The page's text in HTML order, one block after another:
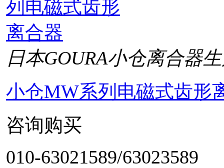
日本GOURA小仓离合器
小仓MW系列电磁式齿形
咨询购买
010-63021589/63023589